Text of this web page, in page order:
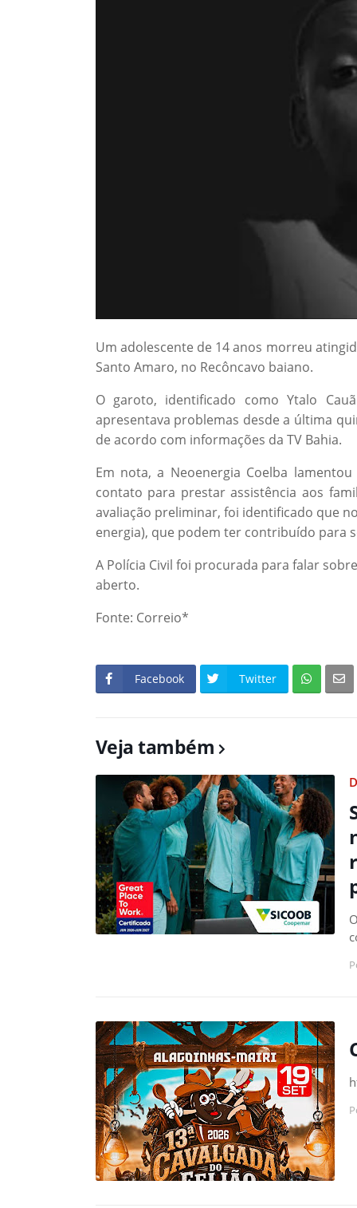
Um adolescente de 14 anos morreu
Santo Amaro, no Recôncavo baiano.
O garoto, identificado como Ytalo
apresentava problemas desde a última
de acordo com informações da TV Bahia.
Em nota, a Neoenergia Coelba
contato para prestar assistência aos
avaliação preliminar, foi identificado que
energia), que podem ter contribuído para
A Polícia Civil foi procurada para falar
aberto.
Fonte: Correio*
Facebook Twitter
Veja também